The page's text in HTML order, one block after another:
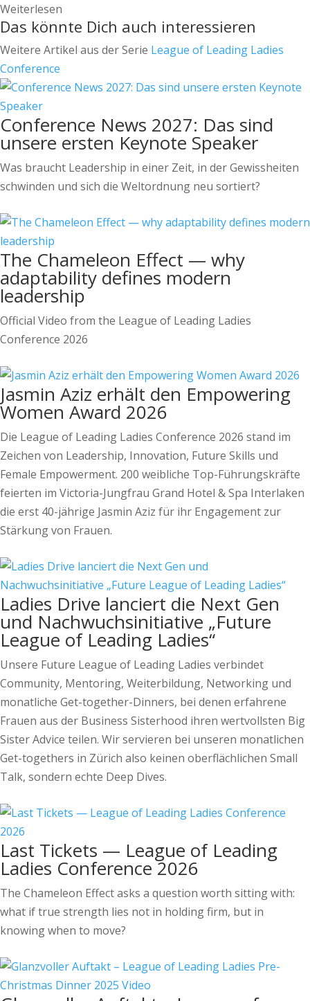
Weiterlesen
Das könnte Dich auch interessieren
Weitere Artikel aus der Serie League of Leading Ladies
Conference
Conference News 2027: Das sind
unsere ersten Keynote Speaker
Was braucht Leadership in einer Zeit, in der Gewissheiten
schwinden und sich die Weltordnung neu sortiert?
The Chameleon Effect — why
adaptability defines modern
leadership
Official Video from the League of Leading Ladies
Conference 2026
Jasmin Aziz erhält den Empowering
Women Award 2026
Die League of Leading Ladies Conference 2026 stand im
Zeichen von Leadership, Innovation, Future Skills und
Female Empowerment. 200 weibliche Top-Führungskräfte
feierten im Victoria-Jungfrau Grand Hotel & Spa Interlaken
die erst 40-jährige Jasmin Aziz für ihr Engagement zur
Stärkung von Frauen.
Ladies Drive lanciert die Next Gen
und Nachwuchsinitiative „Future
League of Leading Ladies“
Unsere Future League of Leading Ladies verbindet
Community, Mentoring, Weiterbildung, Networking und
monatliche Get-together-Dinners, bei denen erfahrene
Frauen aus der Business Sisterhood ihren wertvollsten Big
Sister Advice teilen. Wir servieren bei unseren monatlichen
Get-togethers in Zürich also keinen oberflächlichen Small
Talk, sondern echte Deep Dives.
Last Tickets — League of Leading
Ladies Conference 2026
The Chameleon Effect asks a question worth sitting with:
what if true strength lies not in holding firm, but in
knowing when to move?